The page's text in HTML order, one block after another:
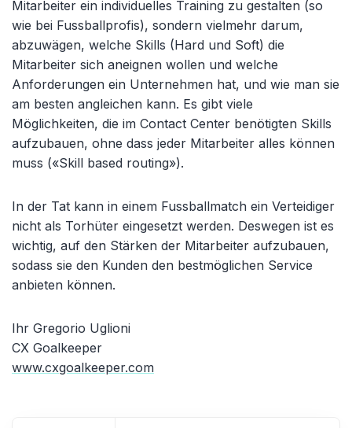
Mitarbeiter ein individuelles Training zu gestalten (so
wie bei Fussballprofis), sondern vielmehr darum,
abzuwägen, welche Skills (Hard und Soft) die
Mitarbeiter sich aneignen wollen und welche
Anforderungen ein Unternehmen hat, und wie man sie
am besten angleichen kann. Es gibt viele
Möglichkeiten, die im Contact Center benötigten Skills
aufzubauen, ohne dass jeder Mitarbeiter alles können
muss («Skill based routing»).
In der Tat kann in einem Fussballmatch ein Verteidiger
nicht als Torhüter eingesetzt werden. Deswegen ist es
wichtig, auf den Stärken der Mitarbeiter aufzubauen,
sodass sie den Kunden den bestmöglichen Service
anbieten können.
Ihr Gregorio Uglioni
CX Goalkeeper
www.cxgoalkeeper.com